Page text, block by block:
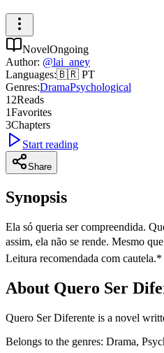
NovelOngoing
Author: @lai_aney
Languages:🇧🇷 PT
Genres:DramaPsychological
12Reads
1Favorites
3Chapters
Start reading
Share
Synopsis
Ela só queria ser compreendida.
assim, ela não se rende. Mesmo
Leitura recomendada com cautela.*
About Quero Ser
Quero Ser Diferente is a novel
Belongs to the genres: Drama,